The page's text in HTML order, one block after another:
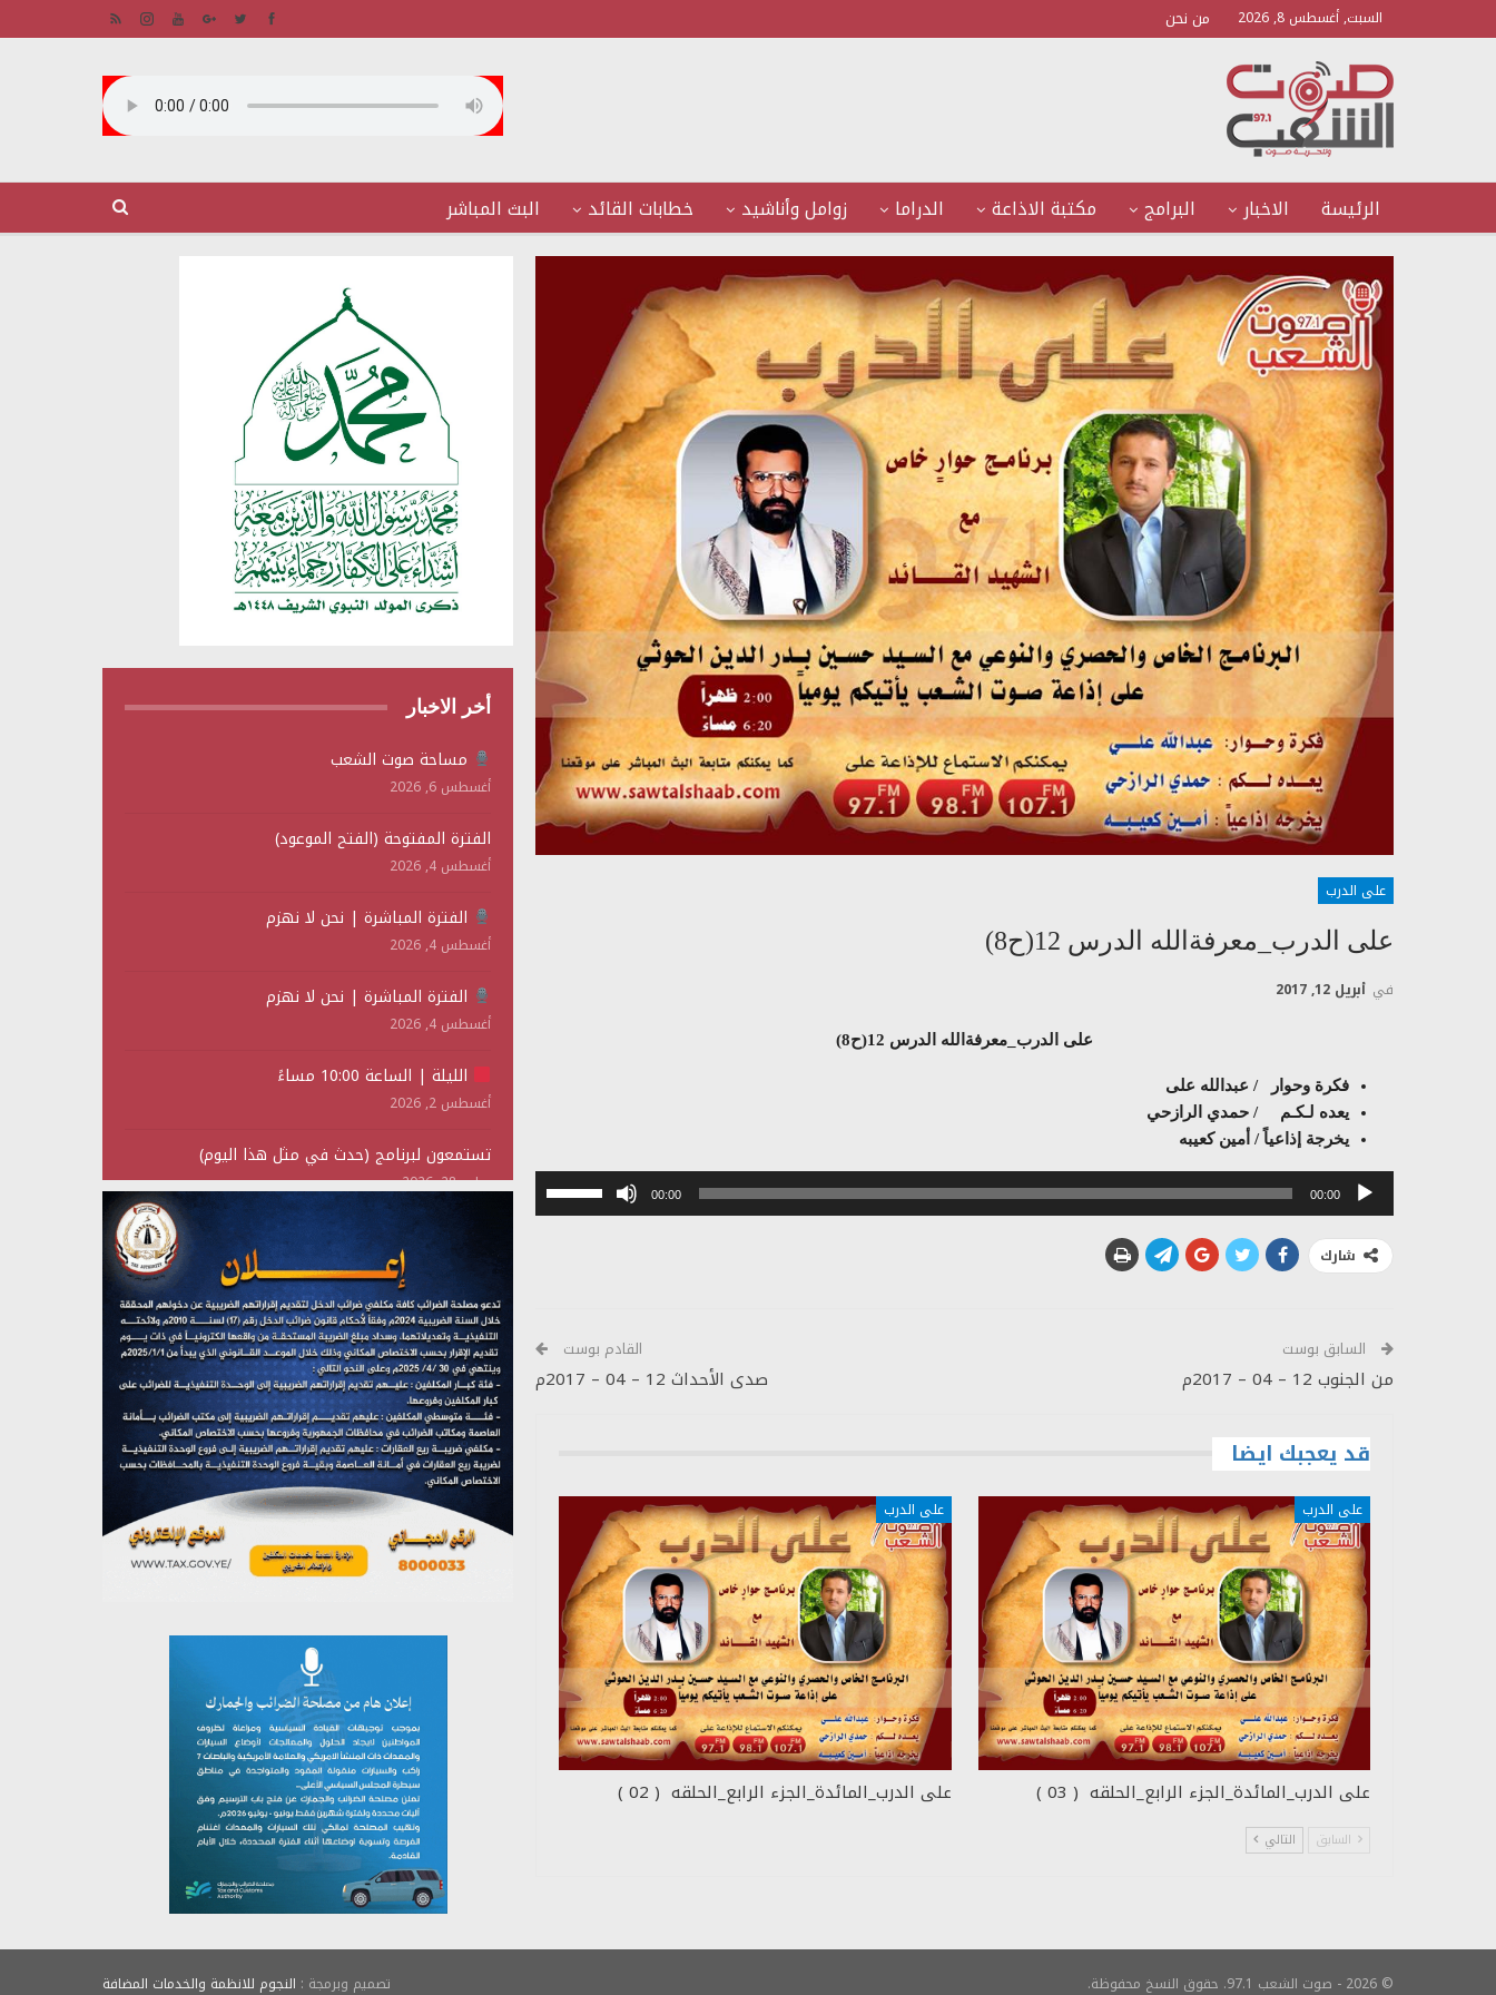
السبت, أغسطس 8, 2026 من نحن
الرئيسة الاخبار البرامج مكتبة الاذاعة الدراما زوامل وأناشيد خطابات القائد البث المباشر
على الدرب
على الدرب_معرفةالله الدرس 12(ح8)
في أبريل 12, 2017
على الدرب_معرفةالله الدرس 12(ح8)
فكرة وحوار / عبدالله على
يعده لـكـم / حمدي الرازحي
يخرجة إذاعياً / أمين كعيبه
مشغل
00:00
00:00
استخدم
أو
خفض
مستوى
الصوت.
شارك
السابق بوست
من الجنوب 12 – 04 – 2017م
القادم بوست
صدى الأحداث 12 – 04 – 2017م
قد يعجبك ايضا
على الدرب
على الدرب_المائدة_الجزء الرابع_الحلقه ( 03 )
على الدرب
على الدرب_المائدة_الجزء الرابع_الحلقه ( 02 )
السابق التالي
أخر الاخبار
مساحة صوت الشعب
أغسطس 6, 2026
الفترة المفتوحة (الفتح الموعود)
أغسطس 4, 2026
الفترة المباشرة | نحن لا نهزم
أغسطس 4, 2026
الفترة المباشرة | نحن لا نهزم
أغسطس 4, 2026
الليلة | الساعة 10:00 مساءً
أغسطس 2, 2026
تستمعون لبرنامج (حدث في مثل هذا اليوم)
يوليو 28, 2026
(نحن لا نهزم) بث مباشر
تستمعون لبرنامج (هندسة الوهم)
يوليو 28, 2026
مؤتمر صحفي لمركز عين الإنسانية حول جرائم تحالف
العدوان على اليمن
يوليو 27, 2026
تستمعون لبرنامج (مع السيد القائد)
يوليو 26, 2026
© 2026 - صوت الشعب 97.1. حقوق النسخ محفوظة. تصميم وبرمجة : النجوم للانظمة والخدمات المضافة